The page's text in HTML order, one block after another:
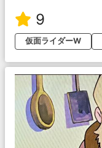
9
仮面ライダーW